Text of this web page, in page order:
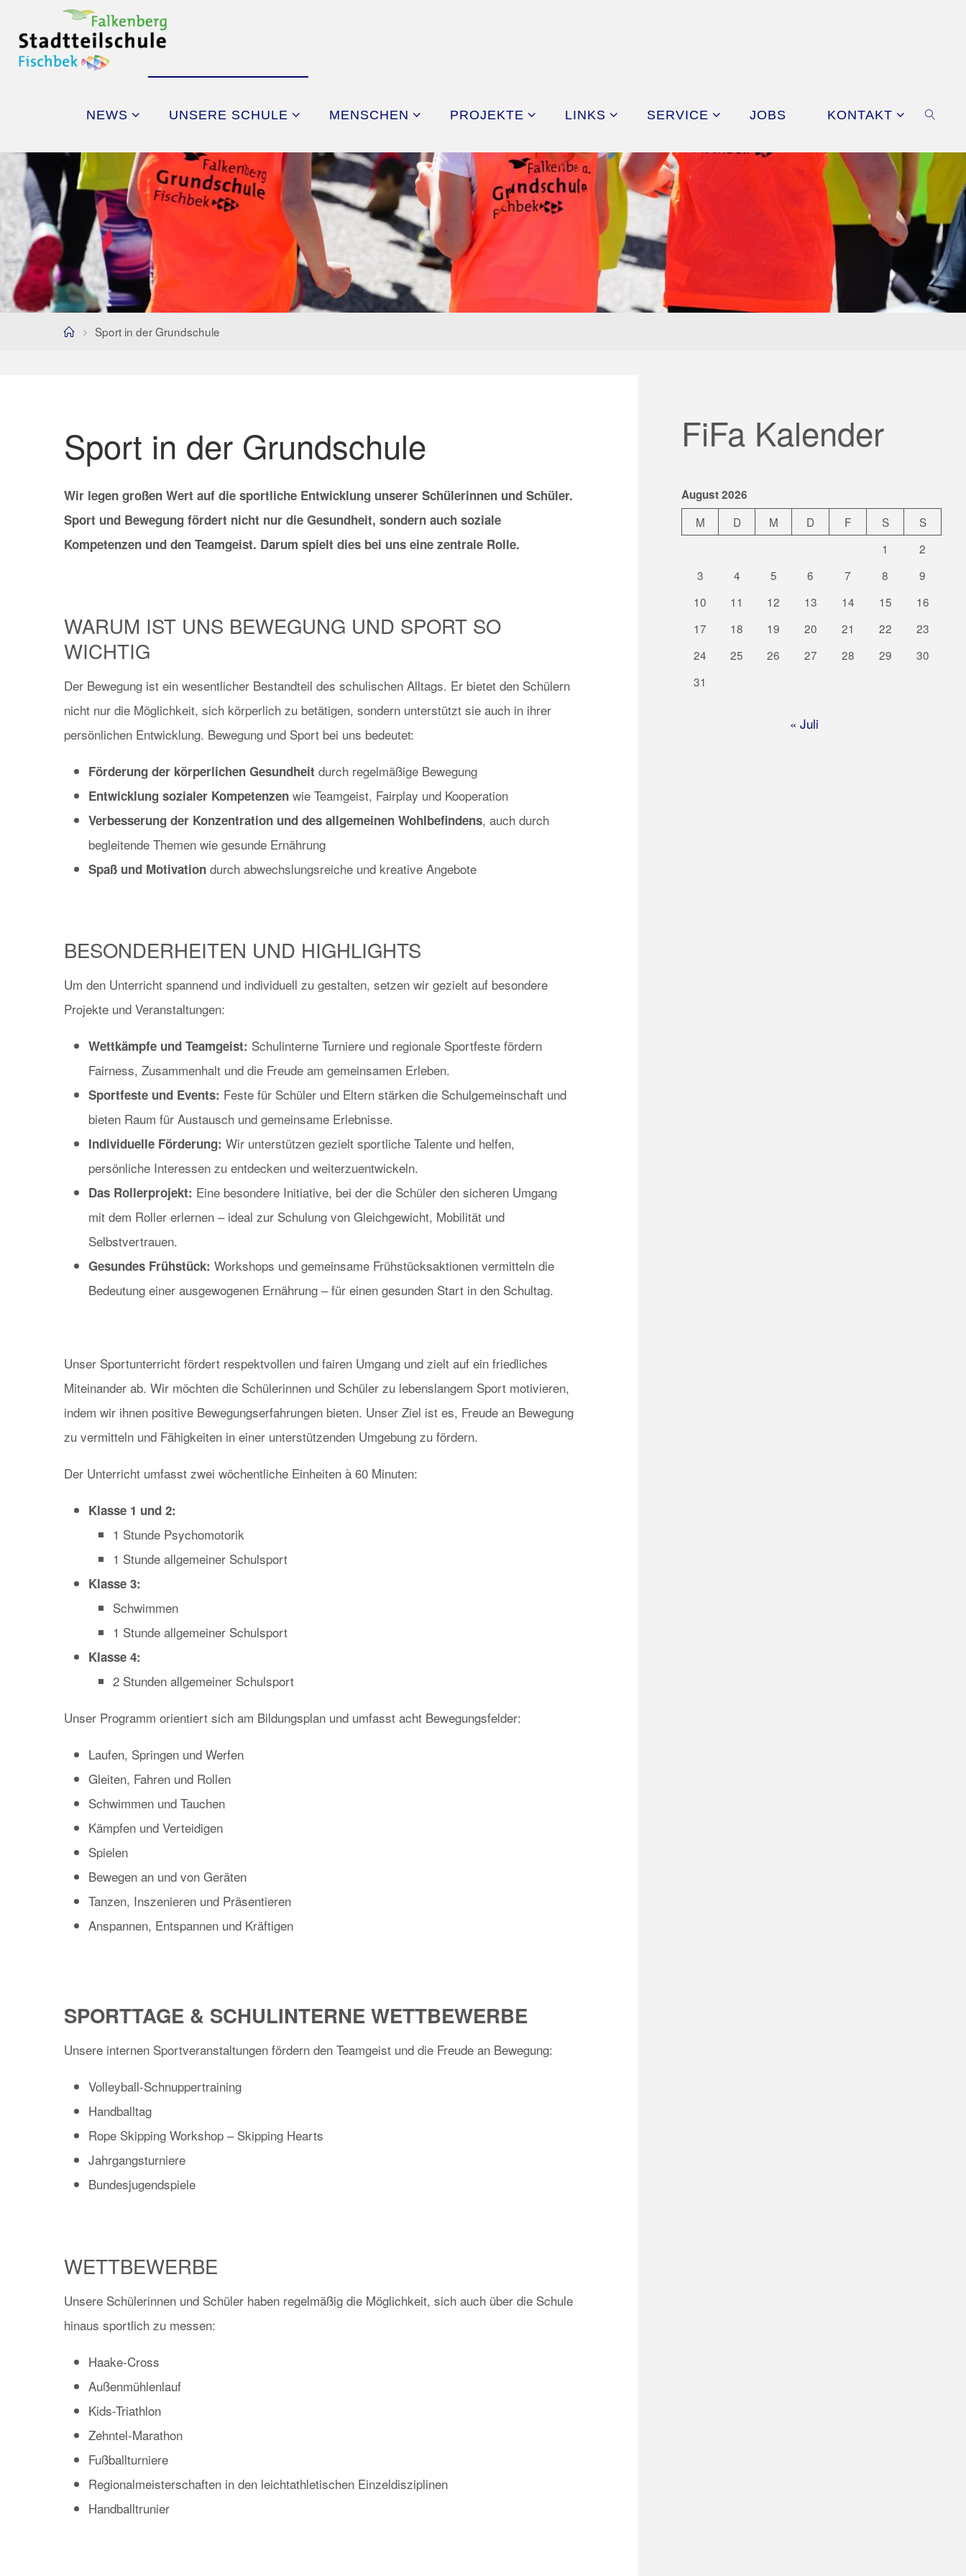
content
NEWS UNSERE SCHULE MENSCHEN PROJEKTE LINKS SERVICE JOBS KONTAKT
HomeSport in der Grundschule
Sport in der Grundschule
Wir legen großen Wert auf die sportliche Entwicklung unserer Schülerinnen und Schüler.
Sport und Bewegung fördert nicht nur die Gesundheit, sondern auch soziale
Kompetenzen und den Teamgeist. Darum spielt dies bei uns eine zentrale Rolle.
WARUM IST UNS BEWEGUNG UND SPORT SO
WICHTIG
Der Bewegung ist ein wesentlicher Bestandteil des schulischen Alltags. Er bietet den Schülern
nicht nur die Möglichkeit, sich körperlich zu betätigen, sondern unterstützt sie auch in ihrer
persönlichen Entwicklung. Bewegung und Sport bei uns bedeutet:
Förderung der körperlichen Gesundheit durch regelmäßige Bewegung
Entwicklung sozialer Kompetenzenwie Teamgeist, Fairplay und Kooperation
Verbesserung der Konzentration und des allgemeinen Wohlbefindens, auch durch
begleitende Themen wie gesunde Ernährung
Spaß und Motivationdurch abwechslungsreiche und kreative Angebote
BESONDERHEITEN UND HIGHLIGHTS
Um den Unterricht spannend und individuell zu gestalten, setzen wir gezielt auf besondere
Projekte und Veranstaltungen:
Wettkämpfe und Teamgeist: Schulinterne Turniere und regionale Sportfeste fördern
Fairness, Zusammenhalt und die Freude am gemeinsamen Erleben.
Sportfeste und Events: Feste für Schüler und Eltern stärken die Schulgemeinschaft und
bieten Raum für Austausch und gemeinsame Erlebnisse.
Individuelle Förderung: Wir unterstützen gezielt sportliche Talente und helfen,
persönliche Interessen zu entdecken und weiterzuentwickeln.
Das Rollerprojekt: Eine besondere Initiative, bei der die Schüler den sicheren Umgang
mit dem Roller erlernen – ideal zur Schulung von Gleichgewicht, Mobilität und
Selbstvertrauen.
Gesundes Frühstück: Workshops und gemeinsame Frühstücksaktionen vermitteln die
Bedeutung einer ausgewogenen Ernährung – für einen gesunden Start in den Schultag.
Unser Sportunterricht fördert respektvollen und fairen Umgang und zielt auf ein friedliches
Miteinander ab. Wir möchten die Schülerinnen und Schüler zu lebenslangem Sport motivieren,
indem wir ihnen positive Bewegungserfahrungen bieten. Unser Ziel ist es, Freude an Bewegung
zu vermitteln und Fähigkeiten in einer unterstützenden Umgebung zu fördern.
Der Unterricht umfasst zwei wöchentliche Einheiten à 60 Minuten:
Klasse 1 und 2:
1 Stunde Psychomotorik
1 Stunde allgemeiner Schulsport
Klasse 3:
Schwimmen
1 Stunde allgemeiner Schulsport
Klasse 4:
2 Stunden allgemeiner Schulsport
Unser Programm orientiert sich am Bildungsplan und umfasst acht Bewegungsfelder:
Laufen, Springen und Werfen
Gleiten, Fahren und Rollen
Schwimmen und Tauchen
Kämpfen und Verteidigen
Spielen
Bewegen an und von Geräten
Tanzen, Inszenieren und Präsentieren
Anspannen, Entspannen und Kräftigen
SPORTTAGE & SCHULINTERNE WETTBEWERBE
Unsere internen Sportveranstaltungen fördern den Teamgeist und die Freude an Bewegung:
Volleyball-Schnuppertraining
Handballtag
Rope Skipping Workshop – Skipping Hearts
Jahrgangsturniere
Bundesjugendspiele
WETTBEWERBE
Unsere Schülerinnen und Schüler haben regelmäßig die Möglichkeit, sich auch über die Schule
hinaus sportlich zu messen:
Haake-Cross
Außenmühlenlauf
Kids-Triathlon
Zehntel-Marathon
Fußballturniere
Regionalmeisterschaften in den leichtathletischen Einzeldisziplinen
Handballtrunier
FiFa Kalender
August 2026
M
D M D F S
S
1
2
3
4 5 6 7 8
9
10
11 12 13 14 15
16
17
18 19 20 21 22
23
24
25 26 27 28 29
30
31
« Juli